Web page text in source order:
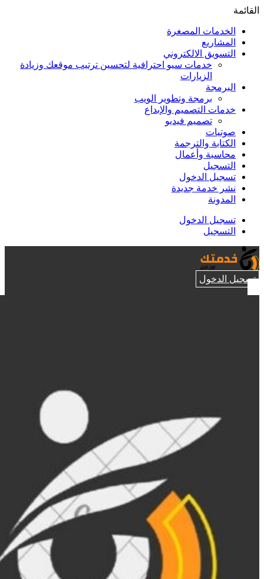
القائمة
الخدمات المصغرة
المشاريع
التسويق الالكتروني
خدمات سيو احترافية لتحسين ترتيب موقعك وزيادة
الزيارات
البرمجة
برمجة وتطوير الويب
خدمات التصميم والإبداع
تصميم فيديو
صوتيات
الكتابة والترجمة
محاسبة وأعمال
التسجيل
تسجيل الدخول
نشر خدمة جديدة
المدونة
تسجيل الدخول
التسجيل
تسجيل الدخول